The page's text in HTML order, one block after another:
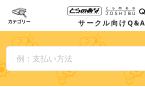
サークル向けQ&A